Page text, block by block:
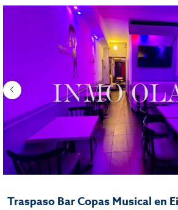
Traspaso Bar Copas Musical en